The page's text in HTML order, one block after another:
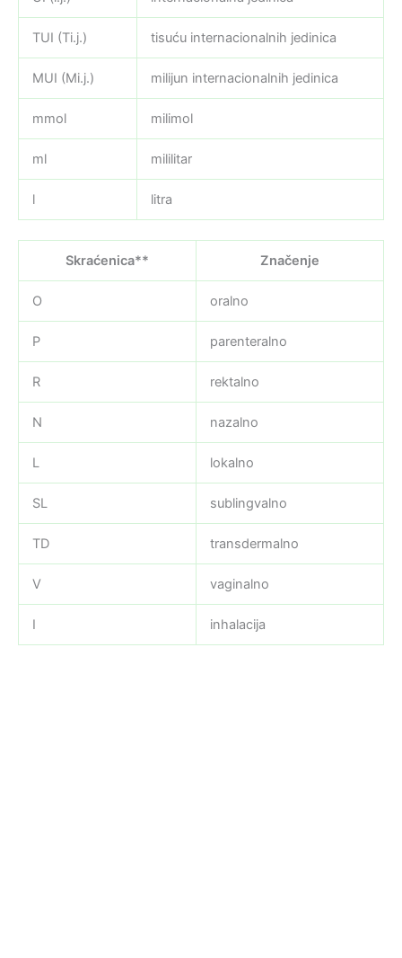
TUI (Ti.j.) tisuću internacionalnih jedinica
MUI (Mi.j.) milijun internacionalnih jedinica
mmol milimol
ml mililitar
l litra
Skraćenica** Značenje
O oralno
P parenteralno
R rektalno
N nazalno
L lokalno
SL sublingvalno
TD transdermalno
V vaginalno
I inhalacija